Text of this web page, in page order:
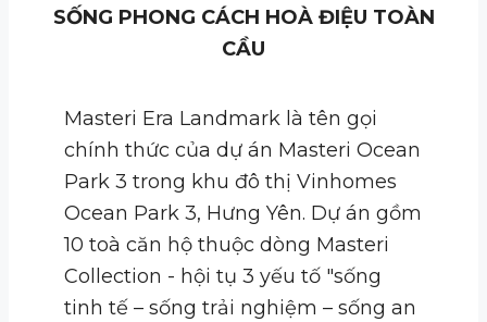
SỐNG PHONG CÁCH HOÀ ĐIỆU TOÀN
CẦU
Masteri Era Landmark là tên gọi
chính thức của dự án Masteri Ocean
Park 3 trong khu đô thị Vinhomes
Ocean Park 3, Hưng Yên. Dự án gồm
10 toà căn hộ thuộc dòng Masteri
Collection - hội tụ 3 yếu tố "sống
tinh tế – sống trải nghiệm – sống an